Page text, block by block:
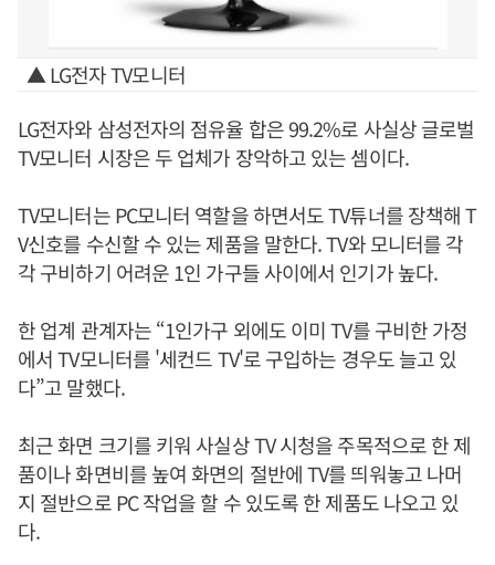
▲ LG전자 TV모니터
LG전자와 삼성전자의 점유율 합은 99.2%로 사실상 글로벌
TV모니터 시장은 두 업체가 장악하고 있는 셈이다.
TV모니터는 PC모니터 역할을 하면서도 TV튜너를 장책해 T
V신호를 수신할 수 있는 제품을 말한다. TV와 모니터를 각
각 구비하기 어려운 1인 가구들 사이에서 인기가 높다.
한 업계 관계자는 “1인가구 외에도 이미 TV를 구비한 가정
에서 TV모니터를 '세컨드 TV'로 구입하는 경우도 늘고 있
다”고 말했다.
최근 화면 크기를 키워 사실상 TV 시청을 주목적으로 한 제
품이나 화면비를 높여 화면의 절반에 TV를 띄워놓고 나머
지 절반으로 PC 작업을 할 수 있도록 한 제품도 나오고 있
다.